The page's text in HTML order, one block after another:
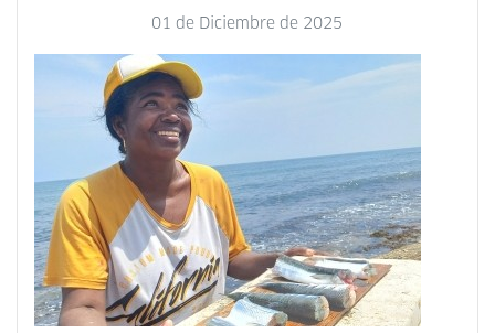
01 de Diciembre de 2025